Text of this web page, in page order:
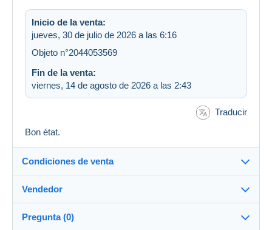
Inicio de la venta:
jueves, 30 de julio de 2026 a las 6:16
Objeto n°2044053569
Fin de la venta:
viernes, 14 de agosto de 2026 a las 2:43
Traducir
Bon état.
Condiciones de venta
Destino:
Ver la lista de países
Vendedor
Pregunta (0)